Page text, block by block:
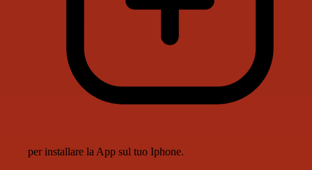
per installare la App sul tuo Iphone.